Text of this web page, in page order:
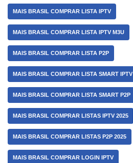
MAIS BRASIL COMPRAR LISTA IPTV
MAIS BRASIL COMPRAR LISTA IPTV M3U
MAIS BRASIL COMPRAR LISTA P2P
MAIS BRASIL COMPRAR LISTA SMART IPTV
MAIS BRASIL COMPRAR LISTA SMART P2P
MAIS BRASIL COMPRAR LISTAS IPTV 2025
MAIS BRASIL COMPRAR LISTAS P2P 2025
MAIS BRASIL COMPRAR LOGIN IPTV